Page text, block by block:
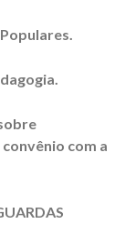
com a